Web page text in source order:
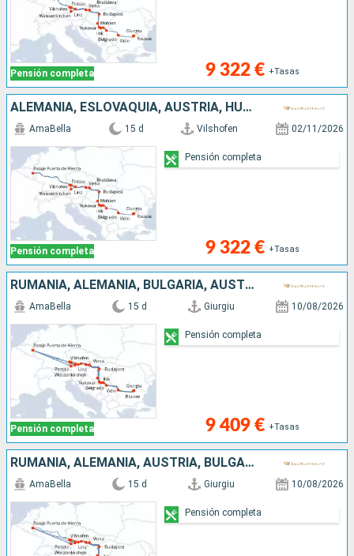
Pensión completa 9 322 € +Tasas
ALEMANIA, ESLOVAQUIA, AUSTRIA, HUNGRÍA, CROACIA, SERBIA, BULGARIA, RUMANIA
Pensión completa
AmaBella 15 d Vilshofen 02/11/2026
9 322 € +Tasas
Pensión completa
RUMANIA, ALEMANIA, BULGARIA, AUSTRIA, SERBIA, ESLOVAQUIA, CROACIA, HUNGRÍA
Pensión completa
AmaBella 15 d Giurgiu 10/08/2026
9 409 € +Tasas
Pensión completa
RUMANIA, ALEMANIA, AUSTRIA, BULGARIA, SERBIA, ESLOVAQUIA, CROACIA, HUNGRÍA
AmaBella 15 d Giurgiu 10/08/2026
Pensión completa